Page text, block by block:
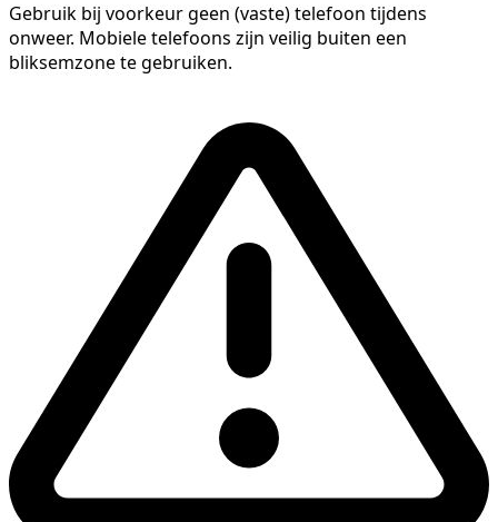
Gebruik bij voorkeur geen (vaste) telefoon tijdens
onweer. Mobiele telefoons zijn veilig buiten een
bliksemzone te gebruiken.